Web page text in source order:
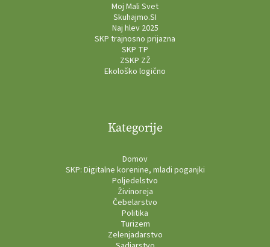
Moj Mali Svet
Skuhajmo.SI
Naj hlev 2025
SKP trajnosno prijazna
SKP TP
ZSKP ZŽ
Ekološko logično
Kategorije
Domov
SKP: Digitalne korenine, mladi poganjki
Poljedelstvo
Živinoreja
Čebelarstvo
Politika
Turizem
Zelenjadarstvo